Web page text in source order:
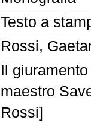
Testo a
Rossi,
Il
maestro
Rossi]